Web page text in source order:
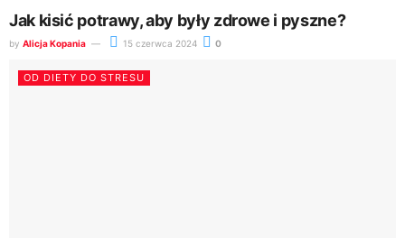
Jak kisić potrawy, aby były zdrowe i pyszne?
by Alicja Kopania 15 czerwca 2024 0
OD DIETY DO STRESU